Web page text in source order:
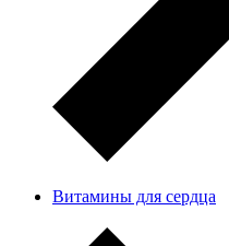
Витамины для сердца